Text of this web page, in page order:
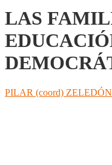
LAS
PILAR (coord) ZELEDÓN